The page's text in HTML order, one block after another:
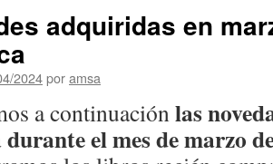
adquiridas en
2024poramsa
a continuaciónlas
el mes de marzo